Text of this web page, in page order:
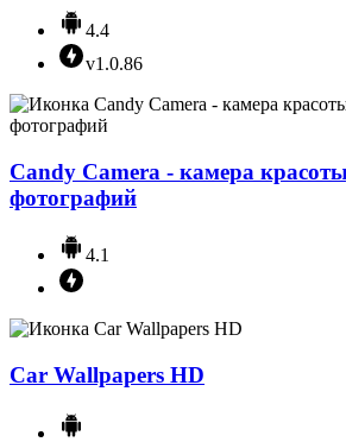
4.4
v1.0.86
Candy Camera - камера
фотографий
4.1
Car Wallpapers HD